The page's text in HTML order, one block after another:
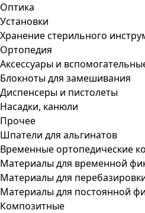
Оптика
Установки
Хранение стерильного
Ортопедия
Аксессуары и
Блокноты для замешивания
Диспенсеры и пистолеты
Насадки, канюли
Прочее
Шпатели для альгинатов
Временные ортопедические
Материалы для временной
Материалы для
Материалы для постоянной
Композитные